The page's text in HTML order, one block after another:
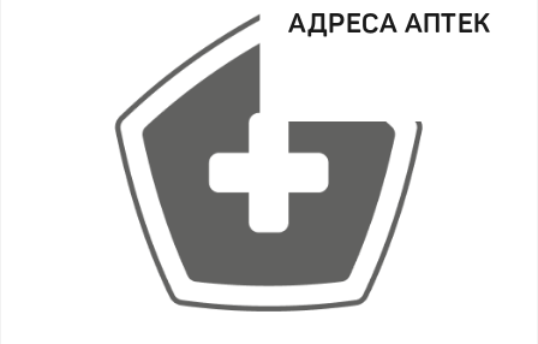
АДРЕСА АПТЕК